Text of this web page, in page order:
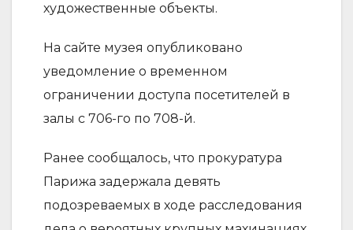
художественные объекты.
На сайте музея опубликовано
уведомление о временном
ограничении доступа посетителей в
залы с 706-го по 708-й.
Ранее сообщалось, что прокуратура
Парижа задержала девять
подозреваемых в ходе расследования